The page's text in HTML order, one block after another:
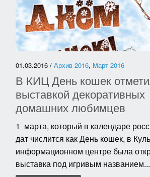
01.03.2016 / Архив 2016, Март 2016
В КИЦ День кошек
выставкой декоративных
домашних любимцев
1 марта, который в календаре
дат числится как День кошек, в
информационном центре была
выставка под игривым названием...